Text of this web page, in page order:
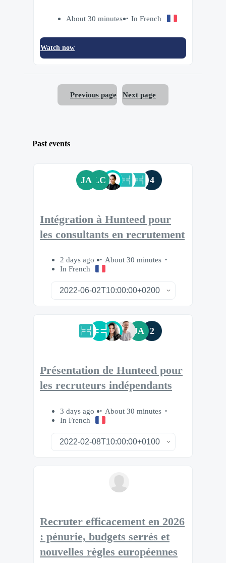
About 30 minutes In French
Watch now
Previous page Next page
Past events
JA LC 4
Intégration à Hunteed pour
les consultants en recrutement
2 days ago
About 30 minutes
In French
JA 2
Présentation de Hunteed pour
les recruteurs indépendants
3 days ago
About 30 minutes
In French
Recruter efficacement en 2026
: pénurie, budgets serrés et
nouvelles règles européennes